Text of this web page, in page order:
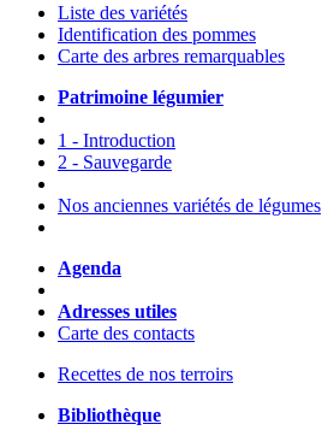
Liste des variétés
Identification des pommes
Carte des arbres remarquables
Patrimoine légumier
1 - Introduction
2 - Sauvegarde
Nos anciennes variétés de légumes
Agenda
Adresses utiles
Carte des contacts
Recettes de nos terroirs
Bibliothèque